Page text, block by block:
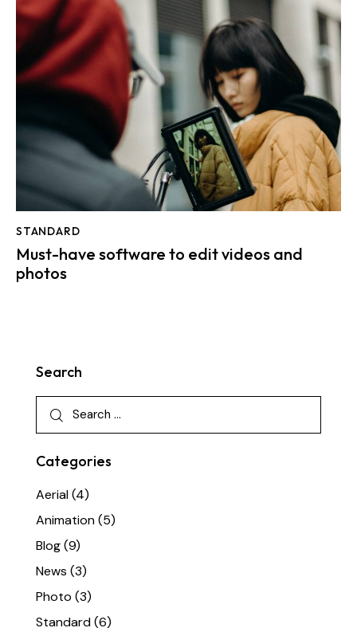
STANDARD
Must-have software to edit videos and
photos
Search
Categories
Aerial(4)
Animation(5)
Blog(9)
News (3)
Photo (3)
Standard(6)